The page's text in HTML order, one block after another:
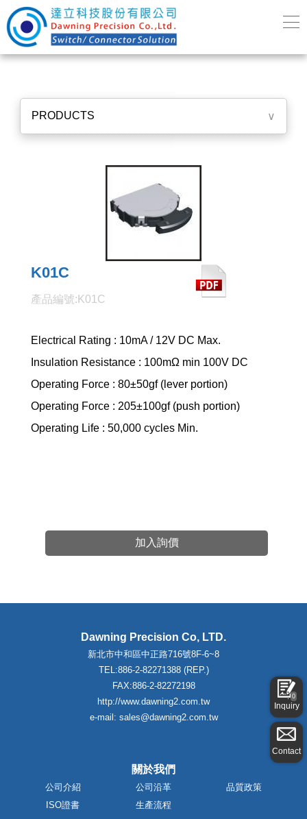
0
Inquiry
Contact
PRODUCTS ∨
K01C
產品編號:K01C
Electrical Rating : 10mA / 12V DC Max.
Insulation Resistance : 100mΩ min 100V DC
Operating Force : 80±50gf (lever portion)
Operating Force : 205±100gf (push portion)
Operating Life : 50,000 cycles Min.
加入詢價
Dawning Precision Co, LTD.
新北市中和區中正路716號8F-6~8
TEL:886-2-82271388 (REP.)
FAX:886-2-82272198
http://www.dawning2.com.tw
e-mail: sales@dawning2.com.tw
關於我們
公司介紹 公司沿革
品質政策
ISO證書
生產流程